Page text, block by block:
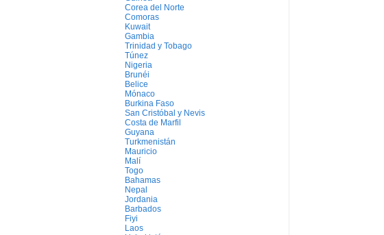
Corea del Norte
Comoras
Kuwait
Gambia
Trinidad y Tobago
Túnez
Nigeria
Brunéi
Belice
Mónaco
Burkina Faso
San Cristóbal y Nevis
Costa de Marfil
Guyana
Turkmenistán
Mauricio
Malí
Togo
Bahamas
Nepal
Jordania
Barbados
Fiyi
Laos